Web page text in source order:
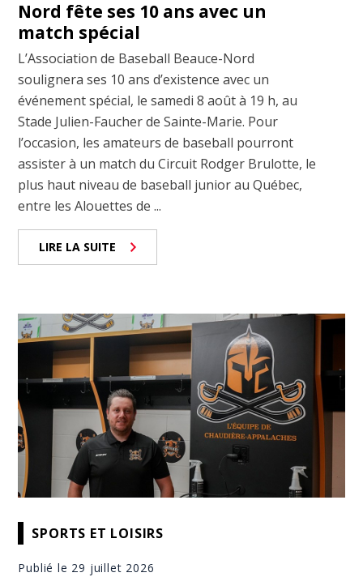
Nord fête ses 10 ans avec un
match spécial
L’Association de Baseball Beauce-Nord
soulignera ses 10 ans d’existence avec un
événement spécial, le samedi 8 août à 19 h, au
Stade Julien-Faucher de Sainte-Marie. Pour
l’occasion, les amateurs de baseball pourront
assister à un match du Circuit Rodger Brulotte, le
plus haut niveau de baseball junior au Québec,
entre les Alouettes de ...
LIRE LA SUITE
SPORTS ET LOISIRS
Publié le 29 juillet 2026